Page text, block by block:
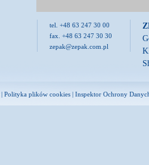
tel. +48 63 247 30 00
fax. +48 63 247 30 30
zepak@zepak.com.pl
| Polityka plików cookies | Inspektor Ochrony